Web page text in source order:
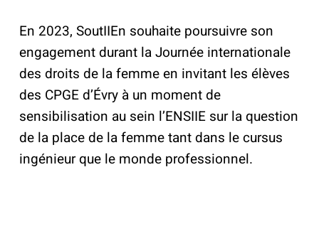
En 2023, SoutIIEn souhaite poursuivre son
engagement durant la Journée internationale
des droits de la femme en invitant les élèves
des CPGE d’Évry à un moment de
sensibilisation au sein l’ENSIIE sur la question
de la place de la femme tant dans le cursus
ingénieur que le monde professionnel.